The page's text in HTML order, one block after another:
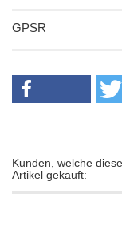
GPSR
Kunden, welche
Artikel gekauft: